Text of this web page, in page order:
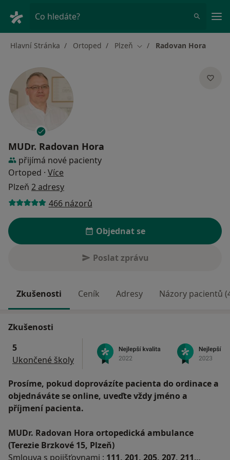
Co hledáte?
Hlavní Stránka Ortoped Plzeň Změna města
Radovan Hora
MUDr. Radovan Hora
přijímá nové pacienty
Ortoped · Více
Plzeň 2 adresy
466 názorů
Objednat se
Poslat zprávu
Zkušenosti Ceník Adresy Názory pacientů
Zkušenosti
5
Ukončené školy
Prosíme, pokud doprovázíte pacienta do ordinace a
objednáváte se online, uveďte vždy jméno a
příjmení pacienta.
MUDr. Radovan Hora ortopedická ambulance
(Terezie Brzkové 15, Plzeň)
Smlouva s pojišťovnami : 111, 201, 205, 207, 211